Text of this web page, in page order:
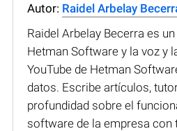
Autor: Raidel Arbelay
Raidel Arbelay Becerra es
Hetman Software y la voz y
YouTube de Hetman
datos. Escribe artículos,
profundidad sobre el
software de la empresa con